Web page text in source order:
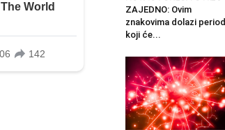
ZAJEDNO: Ovim
znakovima dolazi period
koji će...